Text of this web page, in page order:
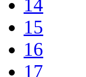
14
15
16
17